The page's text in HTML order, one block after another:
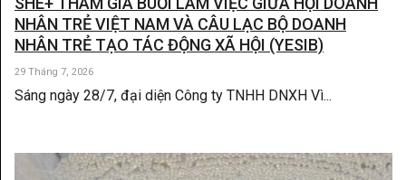
NHÂN TRẺ VIỆT NAM VÀ CÂU LẠC BỘ DOANH
NHÂN TRẺ TẠO TÁC ĐỘNG XÃ HỘI (YESIB)
29 Tháng 7, 2026
Sáng ngày 28/7, đại diện Công ty TNHH DNXH Vì...